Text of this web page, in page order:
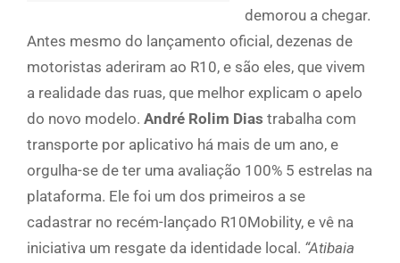
demorou a chegar.
Antes mesmo do lançamento oficial, dezenas de
motoristas aderiram ao R10, e são eles, que vivem
a realidade das ruas, que melhor explicam o apelo
do novo modelo. André Rolim Dias trabalha com
transporte por aplicativo há mais de um ano, e
orgulha-se de ter uma avaliação 100% 5 estrelas na
plataforma. Ele foi um dos primeiros a se
cadastrar no recém-lançado R10Mobility, e vê na
iniciativa um resgate da identidade local. “Atibaia